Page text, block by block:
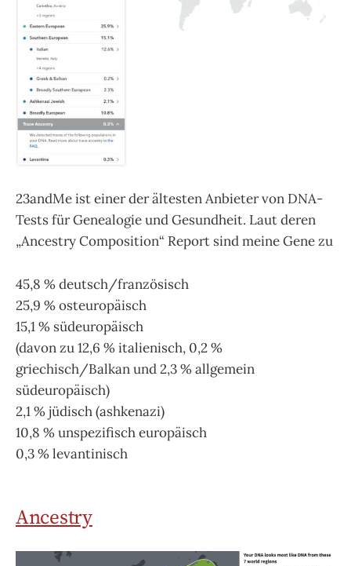
23andMe ist einer der ältesten Anbieter von DNA-
Tests für Genealogie und Gesundheit. Laut deren
„Ancestry Composition“ Report sind meine Gene zu
45,8 % deutsch/französisch
25,9 % osteuropäisch
15,1 % südeuropäisch
(davon zu 12,6 % italienisch, 0,2 %
griechisch/Balkan und 2,3 % allgemein
südeuropäisch)
2,1 % jüdisch (ashkenazi)
10,8 % unspezifisch europäisch
0,3 % levantinisch
Ancestry